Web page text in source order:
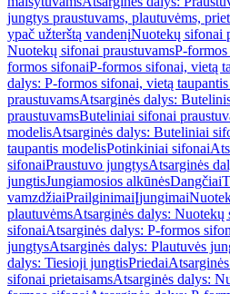
jungtys praustuvams, plautuvėms,
ypač užterštą vandenįNuotekų sifonai
Nuotekų sifonai praustuvamsP-
formos sifonaiP-formos sifonai, vietą
dalys: P-formos sifonai, vietą
praustuvamsAtsarginės dalys:
praustuvamsButeliniai sifonai
modelisAtsarginės dalys: Buteliniai
taupantis modelisPotinkiniai sifonai
sifonaiPraustuvo jungtysAtsarginės
jungtisJungiamosios alkūnėsDangčiai
vamzdžiaiPrailginimaiĮjungimai
plautuvėmsAtsarginės dalys: Nuotekų
sifonaiAtsarginės dalys: P-formos
jungtysAtsarginės dalys: Plautuvės
dalys: Tiesioji jungtisPriedai
sifonai prietaisamsAtsarginės dalys: